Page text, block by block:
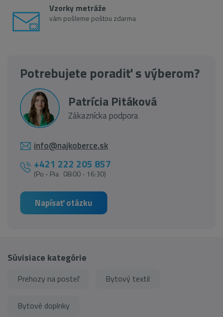
Vzorky metráže
vám pošleme poštou zdarma
Potrebujete poradiť s výberom?
Patrícia Pitáková
Zákaznícka podpora
info@najkoberce.sk
+421 222 205 857
(Po - Pia 08:00 - 16:30)
Napísať otázku
Súvisiace kategórie
Prehozy na posteľ Bytový textil
Bytové doplnky